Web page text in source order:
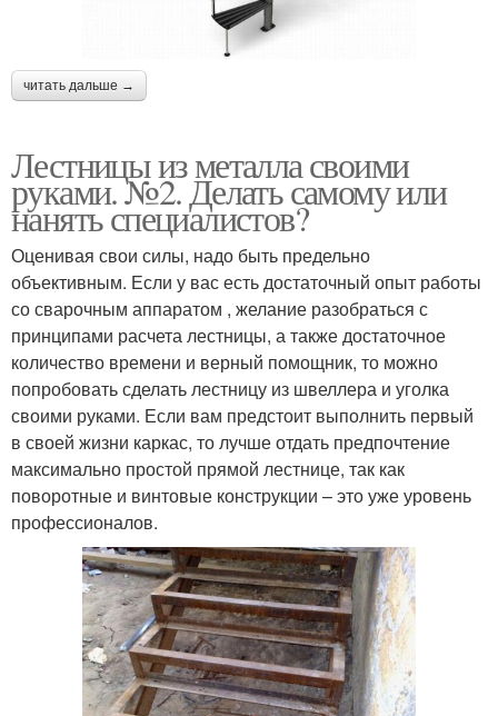
читать дальше →
Лестницы из металла своими
руками. №2. Делать самому или
нанять специалистов?
Оценивая свои силы, надо быть предельно
объективным. Если у вас есть достаточный опыт работы
со сварочным аппаратом , желание разобраться с
принципами расчета лестницы, а также достаточное
количество времени и верный помощник, то можно
попробовать сделать лестницу из швеллера и уголка
своими руками. Если вам предстоит выполнить первый
в своей жизни каркас, то лучше отдать предпочтение
максимально простой прямой лестнице, так как
поворотные и винтовые конструкции – это уже уровень
профессионалов.